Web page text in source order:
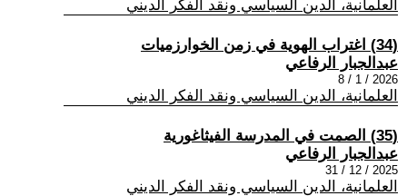
العلمانية، الدين السياسي ونقد الفكر الديني
(34) اغتراب الهوية في زمن الخوارزميات
عبدالجبار الرفاعي
2026 / 1 / 8
العلمانية، الدين السياسي ونقد الفكر الديني
(35) الصمت في المدرسة الفيثاغورية
عبدالجبار الرفاعي
2025 / 12 / 31
العلمانية، الدين السياسي ونقد الفكر الديني